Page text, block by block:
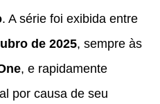
. A série foi exibida entre
de 2025, sempre às
, e rapidamente
por causa de seu